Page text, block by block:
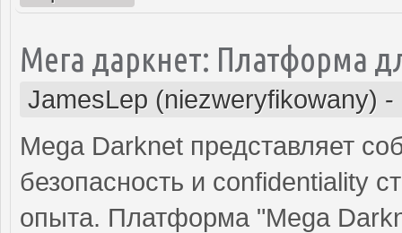
Мега даркнет: Платформа
JamesLep (niezweryfikowany) -
Mega Darknet представляет
безопасность и confidentiality
опыта. Платформа "Mega